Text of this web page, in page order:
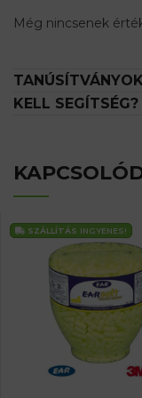
Még nincsenek
TANÚSÍTVÁNYOK
KELL SEGÍTSÉG?
SZÁLLÍTÁS INGYENES!